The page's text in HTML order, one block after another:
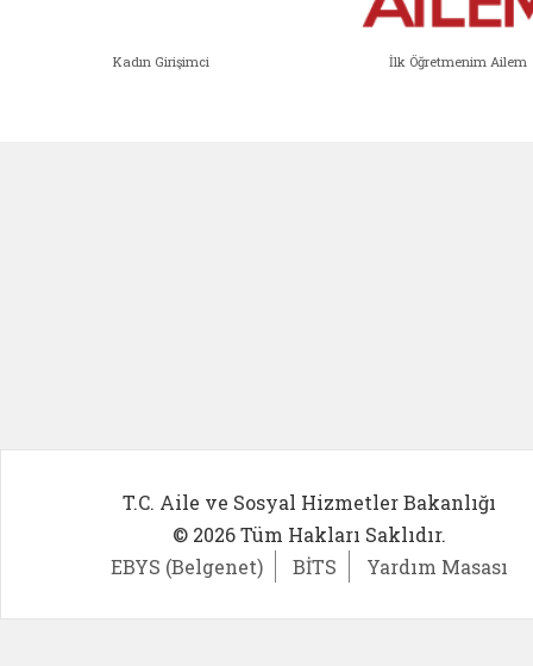
Kadın Girişimci İlk Öğretmenim Ailem
T.C. Aile ve Sosyal Hizmetler Bakanlığı
© 2026 Tüm Hakları Saklıdır.
EBYS (Belgenet)
BİTS Yardım Masası